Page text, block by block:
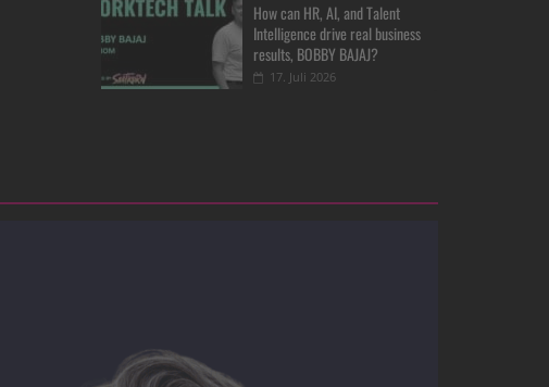
How can HR, AI, and Talent
Intelligence drive real business
results, BOBBY BAJAJ?
17. Juli 2026